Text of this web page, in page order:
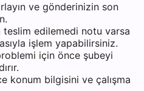
ve gönderinizin son
edilemedi notu varsa
işlem yapabilirsiniz.
için önce şubeyi
konum bilgisini ve çalışma